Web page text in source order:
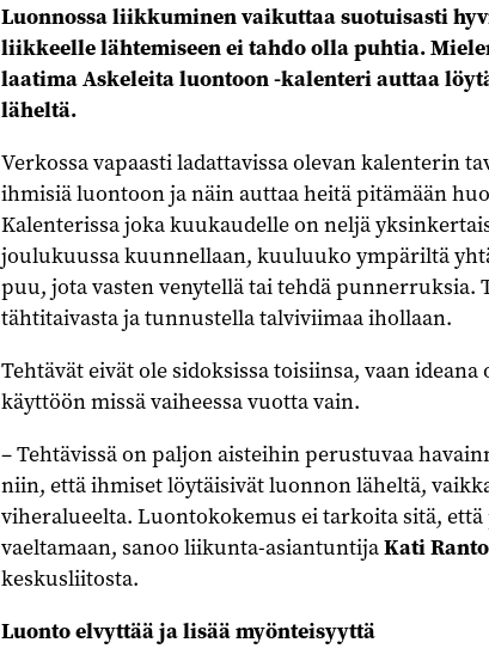
Luonnossa liikkuminen vaikuttaa suotuisasti
liikkeelle lähtemiseen ei tahdo olla puhtia.
laatima Askeleita luontoon -kalenteri auttaa
läheltä.
Verkossa vapaasti ladattavissa olevan kalenterin
ihmisiä luontoon ja näin auttaa heitä pitämään
Kalenterissa joka kuukaudelle on neljä
joulukuussa kuunnellaan, kuuluuko ympäriltä
puu, jota vasten venytellä tai tehdä punnerruksia.
tähtitaivasta ja tunnustella talviviimaa ihollaan.
Tehtävät eivät ole sidoksissa toisiinsa, vaan
käyttöön missä vaiheessa vuotta vain.
– Tehtävissä on paljon aisteihin perustuvaa
niin, että ihmiset löytäisivät luonnon läheltä,
viheralueelta. Luontokokemus ei tarkoita sitä,
vaeltamaan, sanoo liikunta-asiantuntijaKati
keskusliitosta.
Luonto elvyttää ja lisää myönteisyyttä